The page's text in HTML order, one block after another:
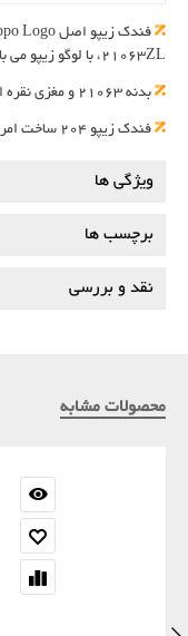
21063ZL، با لوگو زیپو می باشد.
بدنه ۲۱۰۶۳ و مغزی نقره ای رنگ می باشد.
فندک زیپو 204 ساخت امریکا و مقاوم در برابر باد می باشد.
ویژگی ها
برچسب ها
نقد و بررسی
محصولات مشابه